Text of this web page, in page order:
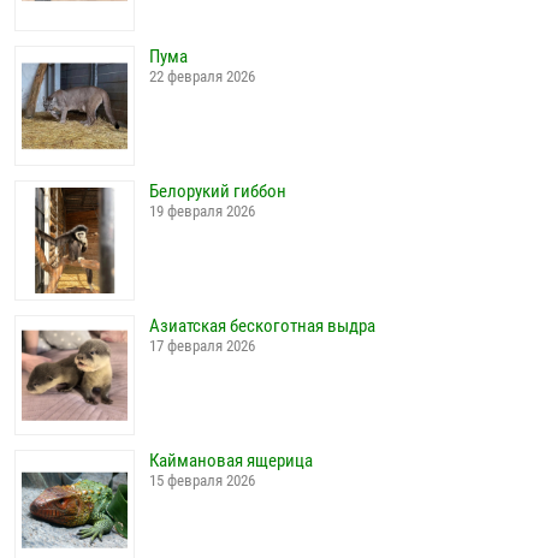
Пума
22 февраля 2026
Белорукий гиббон
19 февраля 2026
Азиатская бескоготная выдра
17 февраля 2026
Каймановая ящерица
15 февраля 2026